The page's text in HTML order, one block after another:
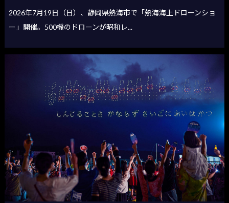
2026年7月19日（日）、静岡県熱海市で「熱海海上ドローンショ
ー」開催。500機のドローンが昭和レ...